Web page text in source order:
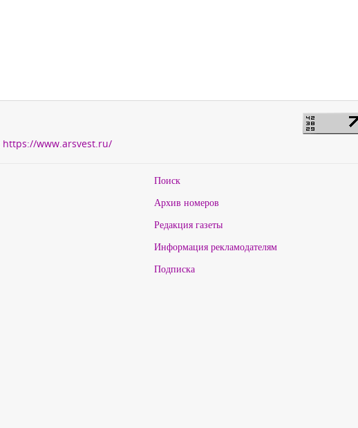
https://www.arsvest.ru/
Поиск
Архив номеров
Редакция газеты
Информация рекламодателям
Подписка